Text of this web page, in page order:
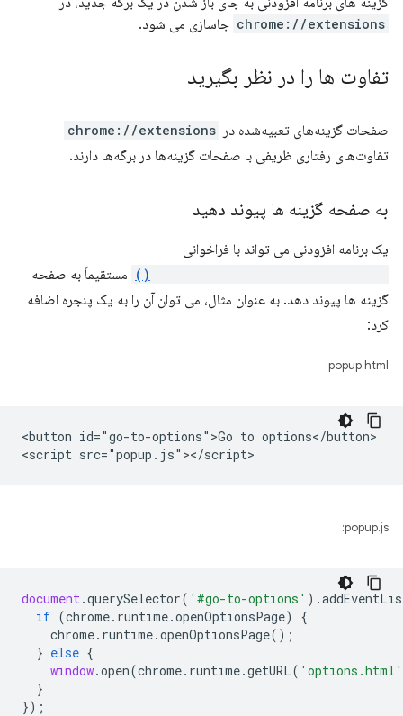
chrome://extensions جاسازی می شود.
تفاوت ها را در نظر بگیرید
صفحات گزینه‌های تعبیه‌شده در chrome://extensions
تفاوت‌های رفتاری ظریفی با صفحات گزینه‌ها در برگه‌ها دارند.
به صفحه گزینه ها پیوند دهید
یک برنامه افزودنی می تواند با فراخوانی
مستقیماً به صفحه
گزینه ها پیوند دهد. به عنوان مثال، می توان آن را به یک پنجره اضافه
کرد:
popup.html:
<button id="go-to-options">Go to options</button>
popup.js:
document .querySelector( '#go-to-options' ).
if (chrome. runtime.openOptionsPage)
{
chrome. runtime.openOptionsPage();
} else {
window.open(chrome. runtime.getURL( 'options.html'
}
});